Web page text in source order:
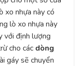
xo nhựa này có
lò xo nhựa này
với định lượng
cho các dòng
gáy sẽ chuyển